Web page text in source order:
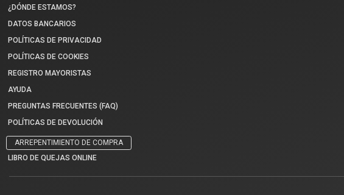
¿DÓNDE ESTAMOS?
DATOS BANCARIOS
POLÍTICAS DE PRIVACIDAD
POLÍTICAS DE COOKIES
REGISTRO MAYORISTAS
AYUDA
PREGUNTAS FRECUENTES (FAQ)
POLÍTICAS DE DEVOLUCIÓN
ARREPENTIMIENTO DE COMPRA
LIBRO DE QUEJAS ONLINE